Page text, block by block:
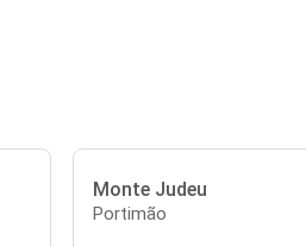
Monte Judeu
Portimão